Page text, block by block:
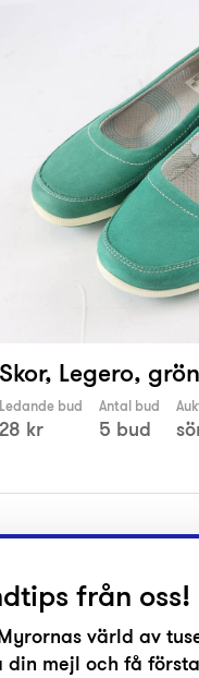
Skor, Legero,
Ledande bud
28 kr
Antal bud
5 bud
från oss!
värld av
din mejl och få